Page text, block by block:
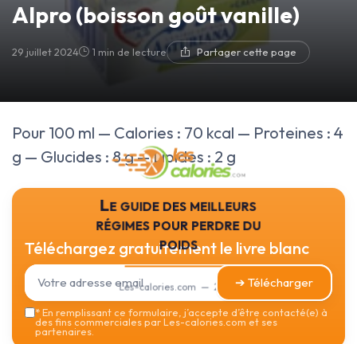
Alpro (boisson goût vanille)
29 juillet 2024 1 min de lecture Partager cette page
Pour 100 ml — Calories : 70 kcal — Proteines : 4
g — Glucides : 8 g — Lipides : 2 g
Le guide des meilleurs
régimes pour perdre du
poids
Les-calories.com — 2026
Téléchargez gratuitement le livre blanc
➔ Télécharger
*En remplissant ce formulaire, j’accepte d’être contacté(e) à
des fins commerciales par Les-calories.com et ses
partenaires.